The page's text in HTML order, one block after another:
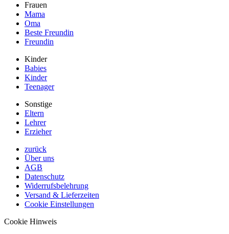
Frauen
Mama
Oma
Beste Freundin
Freundin
Kinder
Babies
Kinder
Teenager
Sonstige
Eltern
Lehrer
Erzieher
zurück
Über uns
AGB
Datenschutz
Widerrufsbelehrung
Versand & Lieferzeiten
Cookie Einstellungen
Cookie Hinweis